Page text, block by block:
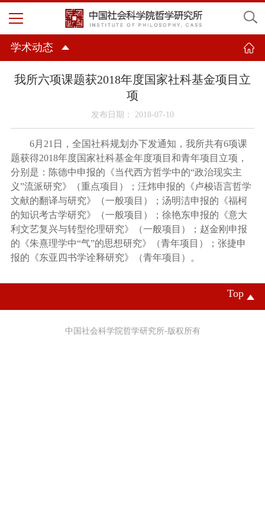
学术动态
我所六项课题获2018年度国家社科基金项目立
项
发布日期： 2018-07-10
6月 21 日，全国社科规划办下发通知，我所共有6项课
题获得2018年度国家社科基金年度项目和青年项目立项，
分别是：陈德中申报的《当代西方哲学中的“政治现实主
义”流派研究》（重点项目）；汪炜申报的《卢梭语言哲学
文献的翻译与研究》（一般项目）；汤明洁申报的《福柯
的知识考古学研究》（一般项目）；徐艳东申报的《意大
利文艺复兴与转型伦理研究》（一般项目）；赵金刚申报
的《朱熹理学中“气”的思想研究》（青年项目）；张捷申
报的《东亚四书学诠释研究》（青年项目）。
Top
中国社会科学院哲学研究所-版权所有